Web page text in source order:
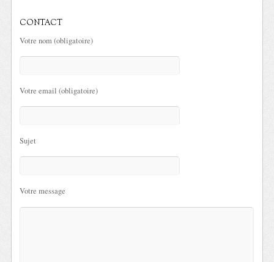
CONTACT
Votre nom (obligatoire)
Votre email (obligatoire)
Sujet
Votre message